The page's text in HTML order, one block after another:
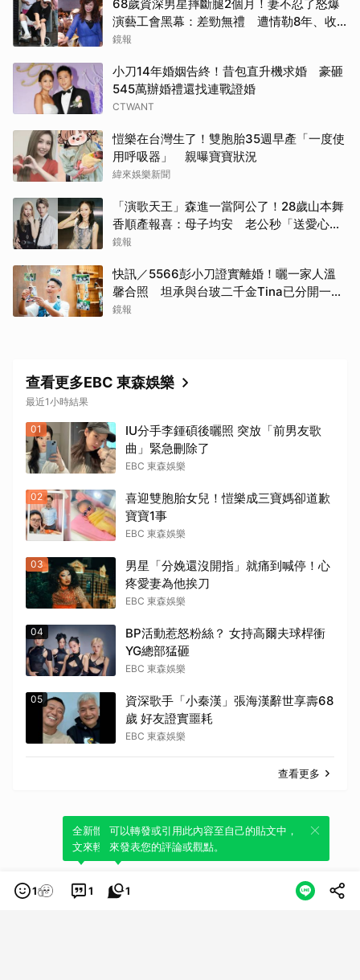
68歲資深男星摔斷腿2個月！妻不忍了怒爆
演藝工會黑幕：差勁無禮 遭情勒8年、收
二手探病禮
鏡報
小刀14年婚姻告終！昔包直升機求婚 豪砸
545萬辦婚禮還找連戰證婚
CTWANT
愷樂在台灣生了！雙胞胎35週早產「一度使
用呼吸器」 親曝寶寶狀況
緯來娛樂新聞
「演歌天王」森進一當阿公了！28歲山本舞
香順產報喜：母子均安 老公秒「送愛心」
閃炸
鏡報
快訊／5566彭小刀證實離婚！曬一家人溫
馨合照 坦承與台玻二千金Tina已分開一段
時間
鏡報
查看更多EBC 東森娛樂
最近1小時結果
01
IU分手李鍾碩後曬照 突放「前男友歌
曲」緊急刪除了
EBC 東森娛樂
02
喜迎雙胞胎女兒！愷樂成三寶媽卻道歉
寶寶1事
EBC 東森娛樂
03
男星「分娩還沒開指」就痛到喊停！心
疼愛妻為他挨刀
EBC 東森娛樂
04
BP活動惹怒粉絲？ 女持高爾夫球桿衝
YG總部猛砸
EBC 東森娛樂
05
資深歌手「小秦漢」張海漢辭世享壽68
歲 好友證實噩耗
EBC 東森娛樂
查看更多
1 1
全新體驗！一鍵引用此內容，透過發布貼
文來輕鬆表達個人立場。
1
可以轉發或引用此內容至自己的貼文中，
來發表您的評論或觀點。